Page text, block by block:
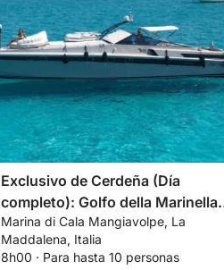
Exclusivo de Cerdeña (Día
completo): Golfo della Marinella,
Mortorio y La Maddalena
Marina di Cala Mangiavolpe, La
Maddalena, Italia
8h00 · Para hasta 10 personas